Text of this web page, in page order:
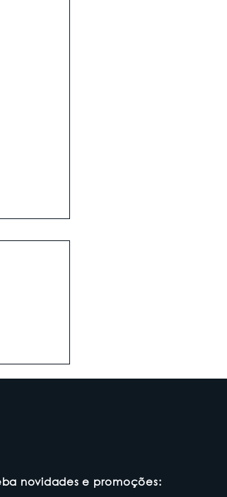
:Receba novidades e promoções